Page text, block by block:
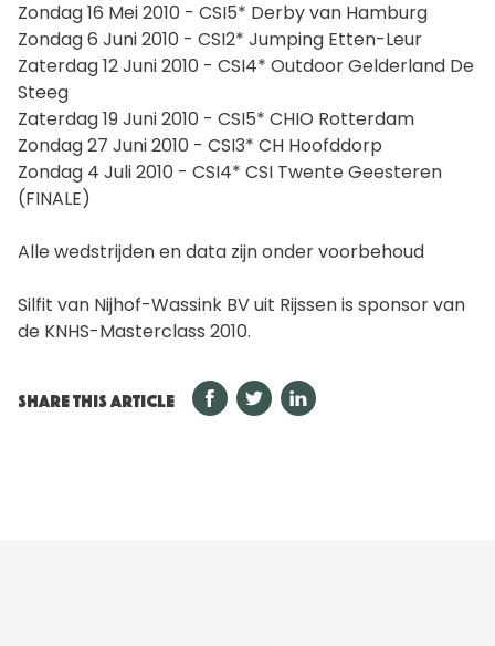
Zondag 16 Mei 2010 - CSI5* Derby van Hamburg
Zondag 6 Juni 2010 - CSI2* Jumping Etten-Leur
Zaterdag 12 Juni 2010 - CSI4* Outdoor Gelderland De
Steeg
Zaterdag 19 Juni 2010 - CSI5* CHIO Rotterdam
Zondag 27 Juni 2010 - CSI3* CH Hoofddorp
Zondag 4 Juli 2010 - CSI4* CSI Twente Geesteren
(FINALE)
Alle wedstrijden en data zijn onder voorbehoud
Silfit van Nijhof-Wassink BV uit Rijssen is sponsor van
de KNHS-Masterclass 2010.
SHARE THIS ARTICLE